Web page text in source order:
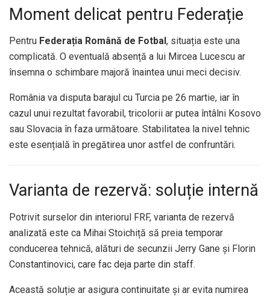
Moment delicat pentru Federație
Pentru Federația Română de Fotbal , situația este una
complicată. O eventuală absență a lui Mircea Lucescu ar
însemna o schimbare majoră înaintea unui meci decisiv.
România va disputa barajul cu Turcia pe 26 martie, iar în
cazul unui rezultat favorabil, tricolorii ar putea întâlni Kosovo
sau Slovacia în faza următoare. Stabilitatea la nivel tehnic
este esențială în pregătirea unor astfel de confruntări.
Varianta de rezervă: soluție internă
Potrivit surselor din interiorul FRF, varianta de rezervă
analizată este ca Mihai Stoichiță să preia temporar
conducerea tehnică, alături de secunzii Jerry Gane și Florin
Constantinovici, care fac deja parte din staff.
Această soluție ar asigura continuitate și ar evita numirea